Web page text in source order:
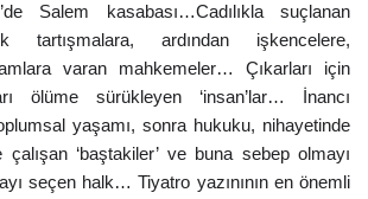
Salem kasabası…Cadılıkla suçlanan
tartışmalara, ardından işkencelere,
varan mahkemeler… Çıkarları için
ölüme sürükleyen ‘insan’lar… İnancı
yaşamı, sonra hukuku, nihayetinde
‘baştakiler’ ve buna sebep olmayı
seçen halk… Tiyatro yazınının en önemli